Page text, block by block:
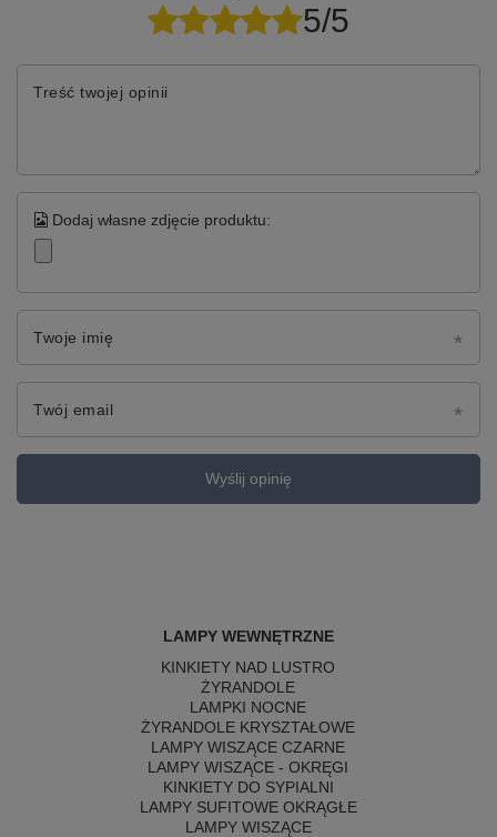
5/5
Treść twojej opinii
Dodaj własne zdjęcie produktu:
Twoje imię
Twój email
Wyślij opinię
LAMPY WEWNĘTRZNE
KINKIETY NAD LUSTRO
ŻYRANDOLE
LAMPKI NOCNE
ŻYRANDOLE KRYSZTAŁOWE
LAMPY WISZĄCE CZARNE
LAMPY WISZĄCE - OKRĘGI
KINKIETY DO SYPIALNI
LAMPY SUFITOWE OKRĄGŁE
LAMPY WISZĄCE